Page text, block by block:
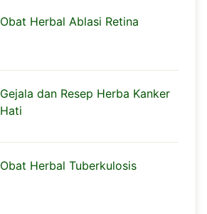
Obat Herbal Ablasi Retina
Gejala dan Resep Herba Kanker
Hati
Obat Herbal Tuberkulosis